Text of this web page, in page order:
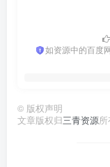
如资源中的百度
© 版权声明
文章版权归三青资源